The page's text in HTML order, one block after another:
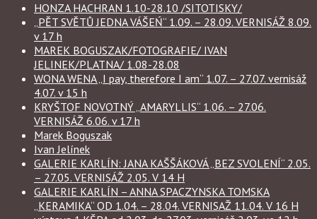
HONZA HACHRAN 1.10-28.10 /SITOTISKY/
„PĚT SVĚTŮ JEDNA VÁŠEŃ“ 1.09. – 28.09. VERNISÁŽ 8.09.
v 17 h
MAREK BOGUSZAK/FOTOGRAFIE/ IVAN
JELINEK/PLATNA/ 1.08-28.08
WONA WENA „I pay, therefore I am“ 1.07. – 27.07. vernisáž
4.07. v 15 h
KRYŠTOF NOVOTNÝ „AMARYLLIS“ 1.06. – 27.06.
VERNISÁŽ 6.06. v 17 h
Marek Boguszak
Ivan Jelínek
GALERIE KARLÍN: JANA KAŠŠÁKOVÁ „BEZ SVOLENÍ“ 2.05.
– 27.05. VERNISÁŽ 2.05. V 14 H
GALERIE KARLÍN – ANNA SPACZYNSKA TOMSKA
„KERAMIKA“ OD 1.04. – 28.04. VERNISAŽ 11.04. V 16 H